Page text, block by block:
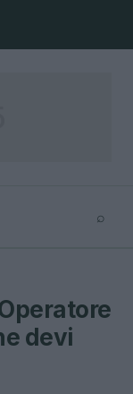
⌕
devi